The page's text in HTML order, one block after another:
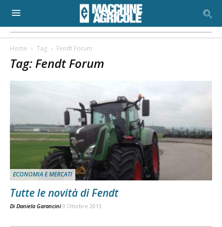
Home Tag Fendt Forum
Tag: Fendt Forum
ECONOMIA E MERCATI
Tutte le novità di Fendt
Di Daniela Garancini 9 Ottobre 2013